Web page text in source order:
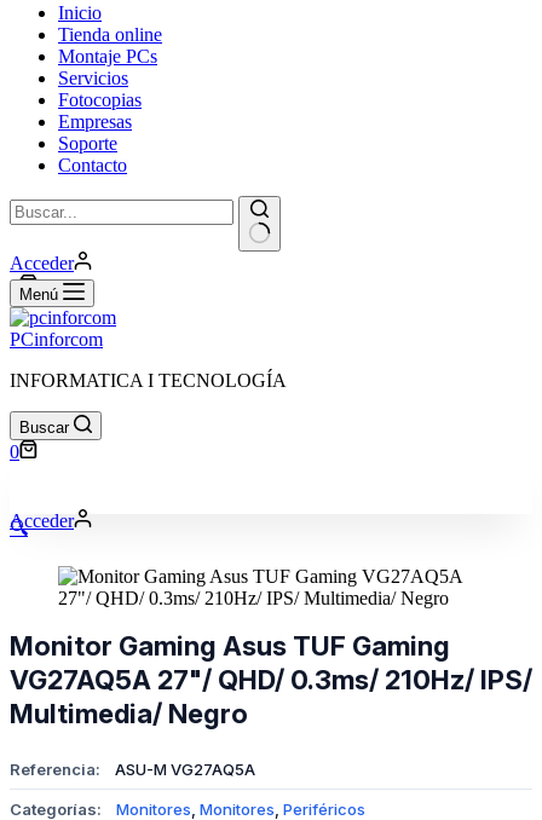
Inicio
Tienda online
Montaje PCs
Servicios
Fotocopias
Empresas
Soporte
Contacto
Sin
resultados
Acceder
Carro
de
compra
0Menú
PCinforcom
INFORMATICA I TECNOLOGÍA
Buscar
Carro
0
Acceder
🔍
Monitor Gaming Asus TUF Gaming
VG27AQ5A 27"/ QHD/ 0.3ms/ 210Hz/ IPS/
Multimedia/ Negro
Referencia: ASU-M VG27AQ5A
Categorías: Monitores Monitores Periféricos